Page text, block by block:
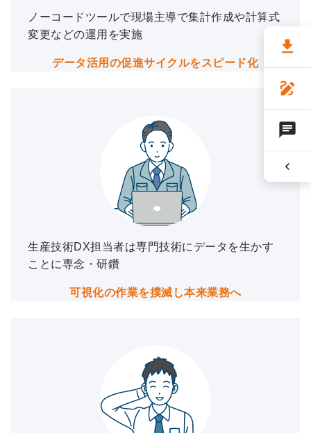
file_download
draw
chat
chevron_left
ノーコードツールで現場主導で集計作成や計算式
変更などの運用を実施
データ活用の促進サイクルをスピード化
生産技術DX担当者は専門技術にデータを生かす
ことに専念・研鑽
可視化の作業を撲滅し本来業務へ